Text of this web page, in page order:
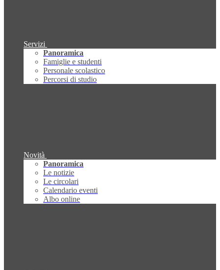
Servizi
Panoramica
Famiglie e studenti
Personale scolastico
Percorsi di studio
Novità
Panoramica
Le notizie
Le circolari
Calendario eventi
Albo online